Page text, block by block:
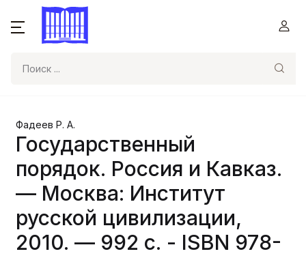
Фадеев Р. А.
Государственный
порядок. Россия и Кавказ.
— Москва: Институт
русской цивилизации,
2010. — 992 с. - ISBN 978-